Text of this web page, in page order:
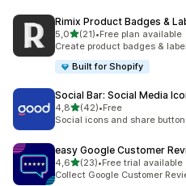
Rimix Product Badges &
5,05 yıldız üzerinden
(21)
toplam 21 değerlendirme
•Free plan available
Create product badges &
Built for Shopify
Social Bar: Social Media
4,85 yıldız üzerinden
(42)
toplam 42 değerlendirme
•Free
Social icons and share
easy Google Customer
4,65 yıldız üzerinden
(23)
toplam 23 değerlendirme
•Free trial available
Collect Google Customer